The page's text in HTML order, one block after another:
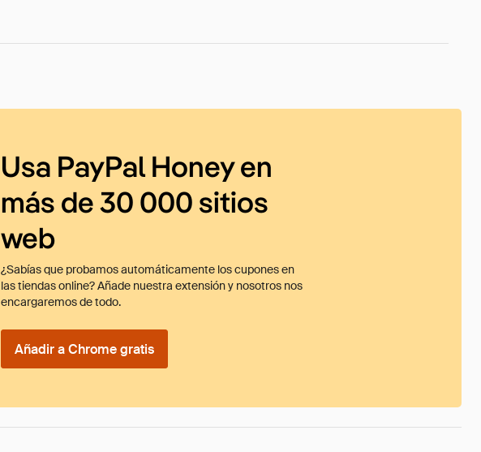
Usa PayPal Honey en
más de 30 000 sitios
web
¿Sabías que probamos automáticamente los cupones en
las tiendas online? Añade nuestra extensión y nosotros nos
encargaremos de todo.
Añadir a Chrome gratis